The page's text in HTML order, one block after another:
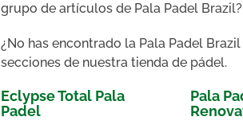
grupo de artículos de Pala Padel Brazil?
¿No has encontrado la Pala Padel
secciones de nuestra tienda de pádel.
Eclypse Total Pala
Padel
Pala